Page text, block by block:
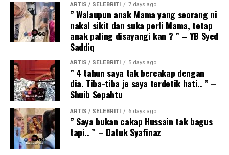
ARTIS / SELEBRITI 7 days ago
” Walaupun anak Mama yang seorang ni
nakal sikit dan suka perli Mama, tetap
anak paling disayangi kan ? ” – YB Syed
Saddiq
ARTIS / SELEBRITI 5 days ago
” 4 tahun saya tak bercakap dengan
dia. Tiba-tiba je saya terdetik hati.. ” –
Shuib Sepahtu
ARTIS / SELEBRITI 6 days ago
” Saya bukan cakap Hussain tak bagus
tapi.. ” – Datuk Syafinaz